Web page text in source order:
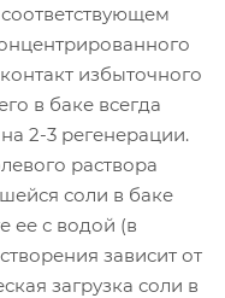
избыточного
в баке всегда
2-3 регенерации.
раствора
соли в баке
ее с водой (в
зависит от
загрузка соли в